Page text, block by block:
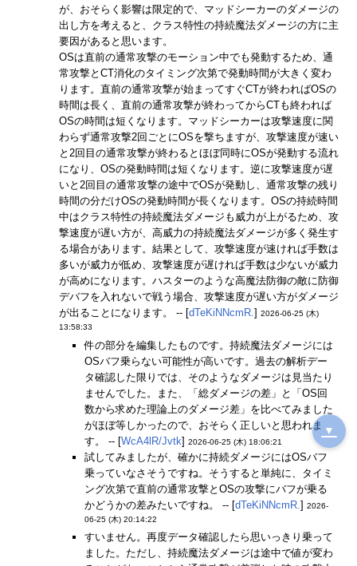
が、おそらく影響は限定的で、マッドシーカーのダメージの
出し方を考えると、クラス特性の持続魔法ダメージの方に主
要因があると思います。
OSは直前の通常攻撃のモーション中でも発動するため、通
常攻撃とCT消化のタイミング次第で発動時間が大きく変わ
ります。直前の通常攻撃が始まってすぐCTが終わればOSの
時間は長く、直前の通常攻撃が終わってからCTも終われば
OSの時間は短くなります。マッドシーカーは攻撃速度に関
わらず通常攻撃2回ごとにOSを撃ちますが、攻撃速度が速い
と2回目の通常攻撃が終わるとほぼ同時にOSが発動する流れ
になり、OSの発動時間は短くなります。逆に攻撃速度が遅
いと2回目の通常攻撃の途中でOSが発動し、通常攻撃の残り
時間の分だけOSの発動時間が長くなります。OSの持続時間
中はクラス特性の持続魔法ダメージも威力が上がるため、攻
撃速度が遅い方が、高威力の持続魔法ダメージが多く発生す
る場合があります。結果として、攻撃速度が速ければ手数は
多いが威力が低め、攻撃速度が遅ければ手数は少ないが威力
が高めになります。ハスターのような高魔法防御の敵に防御
デバフを入れないで戦う場合、攻撃速度が遅い方がダメージ
が出ることになります。 -- [dTeKiNNcmR. ] 2026-06-25 (木)
13:58:33
件の部分を編集したものです。持続魔法ダメージには
OSバフ乗らない可能性が高いです。過去の解析デー
タ確認した限りでは、そのようなダメージは見当たり
ませんでした。また、「総ダメージの差」と「OS回
数から求めた理論上のダメージ差」を比べてみました
がほぼ等しかったので、おそらく正しいと思われま
す。 -- [WcA4lR/Jvtk] 2026-06-25 (木) 18:06:21
試してみましたが、確かに持続ダメージにはOSバフ
乗っていなさそうですね。そうすると単純に、タイミ
ング次第で直前の通常攻撃とOSの攻撃にバフが乗る
かどうかの差みたいですね。 -- [dTeKiNNcmR. ] 2026-
06-25 (木) 20:14:22
すいません。再度データ確認したら思いっきり乗って
ました。ただし、持続魔法ダメージは途中で値が変わ
▼